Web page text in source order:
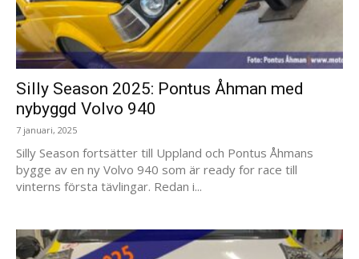
Silly Season 2025: Pontus Åhman med
nybyggd Volvo 940
7 januari, 2025
Silly Season fortsätter till Uppland och Pontus Åhmans
bygge av en ny Volvo 940 som är ready for race till
vinterns första tävlingar. Redan i...